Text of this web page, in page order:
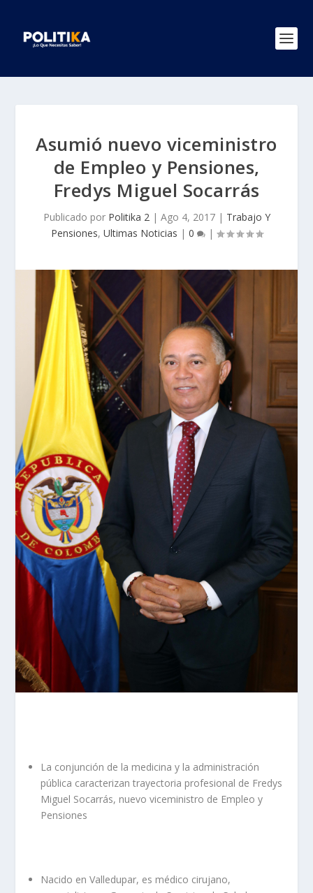
Asumió nuevo viceministro
de Empleo y Pensiones,
Fredys Miguel Socarrás
Publicado por Politika 2| Ago 4, 2017| Trabajo Y
Pensiones, Ultimas Noticias | 0 |
La conjunción de la medicina y la administración
pública caracterizan trayectoria profesional de Fredys
Miguel Socarrás, nuevo viceministro de Empleo y
Pensiones
Nacido en Valledupar, es médico cirujano,